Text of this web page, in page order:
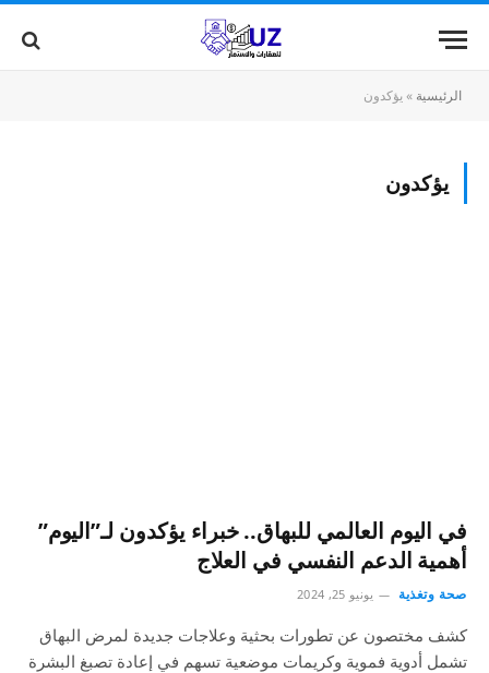
الرئيسية »يؤكدون
يؤكدون
في اليوم العالمي للبهاق.. خبراء يؤكدون لـ”اليوم”
أهمية الدعم النفسي في العلاج
صحة وتغذية يونيو 25, 2024
كشف مختصون عن تطورات بحثية وعلاجات جديدة لمرض البهاق
تشمل أدوية فموية وكريمات موضعية تسهم في إعادة تصبغ البشرة